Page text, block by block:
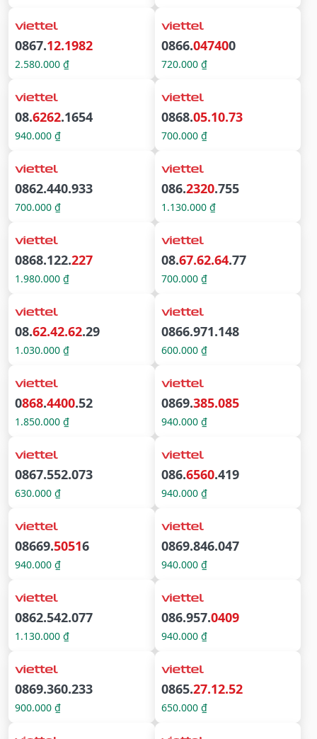
0867.12.1982
2.580.000 ₫
0866.047400
720.000 ₫
08.6262.1654
940.000 ₫
0868.05.10.73
700.000 ₫
0862.440.933
700.000 ₫
086.2320.755
1.130.000 ₫
0868.122.227
1.980.000 ₫
08.67.62.64.77
700.000 ₫
08.62.42.62.29
1.030.000 ₫
0866.971.148
600.000 ₫
0868.4400.52
1.850.000 ₫
0869.385.085
940.000 ₫
0867.552.073
630.000 ₫
086.6560.419
940.000 ₫
08669.50516
940.000 ₫
0869.846.047
940.000 ₫
0862.542.077
1.130.000 ₫
086.957.0409
940.000 ₫
0869.360.233
900.000 ₫
0865.27.12.52
650.000 ₫